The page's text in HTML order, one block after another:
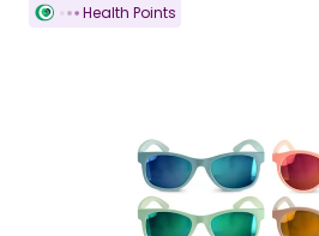
Health Points